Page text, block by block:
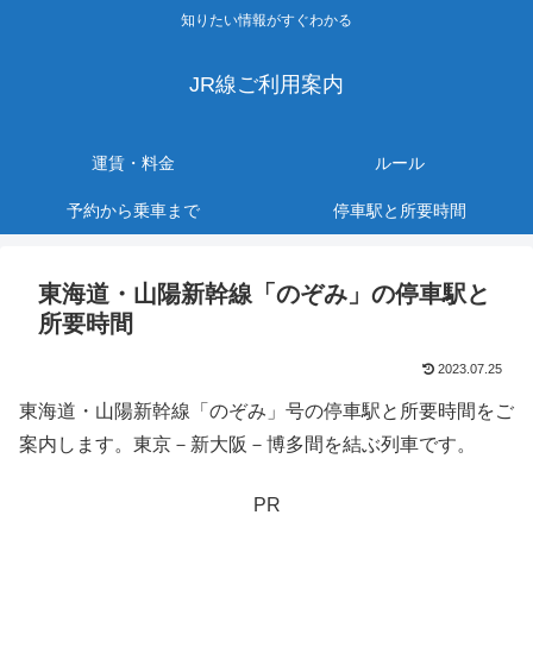
知りたい情報がすぐわかる
JR線ご利用案内
運賃・料金 ルール
予約から乗車まで 停車駅と所要時間
東海道・山陽新幹線「のぞみ」の停車駅と
所要時間
2023.07.25
東海道・山陽新幹線「のぞみ」号の停車駅と所要時間をご
案内します。東京－新大阪－博多間を結ぶ列車です。
PR